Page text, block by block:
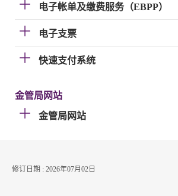
电子帐单及缴费服务（EBPP）
电子支票
快速支付系统
金管局网站
金管局网站
修订日期 : 2026年07月02日